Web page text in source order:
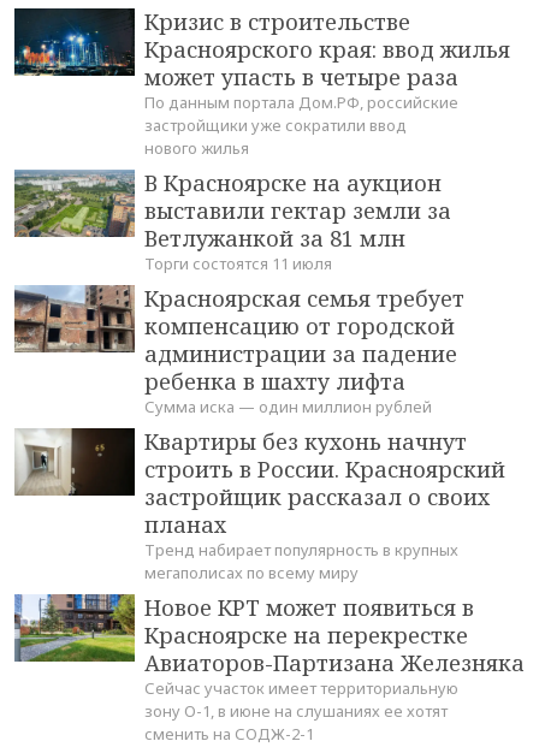
Кризис в строительстве
Красноярского края: ввод жилья
может упасть в четыре раза
По данным портала Дом.РФ, российские
застройщики уже сократили ввод
нового жилья
В Красноярске на аукцион
выставили гектар земли за
Ветлужанкой за 81 млн
Торги состоятся 11 июля
Красноярская семья требует
компенсацию от городской
администрации за падение
ребенка в шахту лифта
Сумма иска — один миллион рублей
Квартиры без кухонь начнут
строить в России. Красноярский
застройщик рассказал о своих
планах
Тренд набирает популярность в крупных
мегаполисах по всему миру
Новое КРТ может появиться в
Красноярске на перекрестке
Авиаторов-Партизана Железняка
Сейчас участок имеет территориальную
зону О-1, в июне на слушаниях ее хотят
сменить на СОДЖ-2-1